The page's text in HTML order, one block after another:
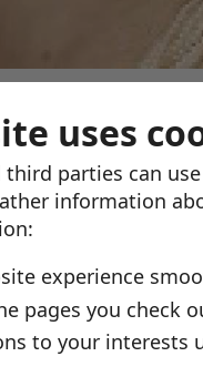
uses
third parties can
information
experience
pages you check
to your interests
motto is:
nóóit weg’.
de mogelijkheid om
thema’s